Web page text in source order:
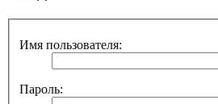
Имя пользователя:
Пароль: